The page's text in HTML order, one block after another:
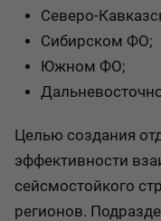
Северо-
Сибирском ФО;
Южном ФО;
Целью создания
эффективности
сейсмостойкого
регионов.